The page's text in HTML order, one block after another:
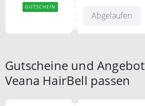
GUTSCHEIN
Abgelaufen
Gutscheine und
Veana HairBell passen